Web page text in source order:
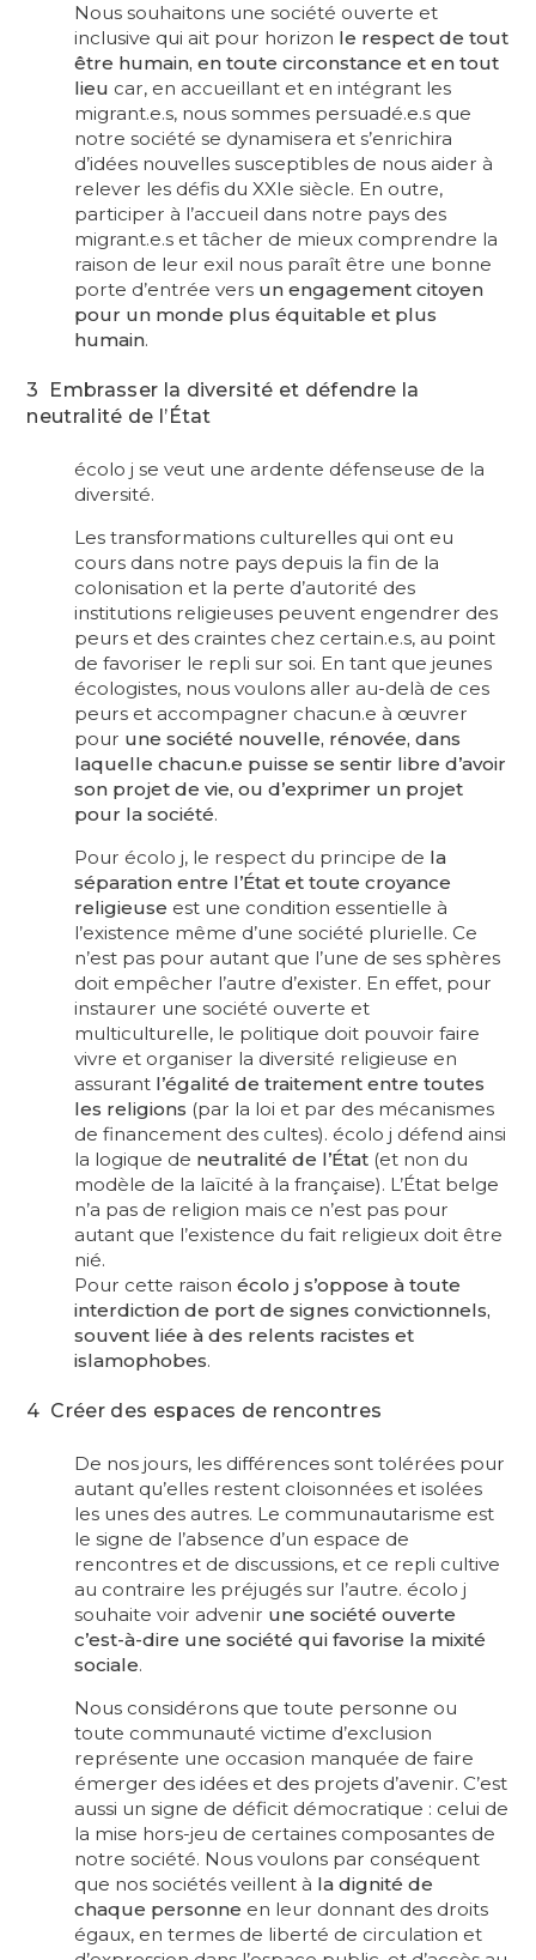
Nous souhaitons une société ouverte et
inclusive qui ait pour horizon le respect de tout
être humain, en toute circonstance et en tout
lieu car, en accueillant et en intégrant les
migrant.e.s, nous sommes persuadé.e.s que
notre société se dynamisera et s’enrichira
d’idées nouvelles susceptibles de nous aider à
relever les défis du XXIe siècle. En outre,
participer à l’accueil dans notre pays des
migrant.e.s et tâcher de mieux comprendre la
raison de leur exil nous paraît être une bonne
porte d’entrée vers un engagement citoyen
pour un monde plus équitable et plus
humain.
3 Embrasser la diversité et défendre la
neutralité de l’État
écolo j se veut une ardente défenseuse de la
diversité.
Les transformations culturelles qui ont eu
cours dans notre pays depuis la fin de la
colonisation et la perte d’autorité des
institutions religieuses peuvent engendrer des
peurs et des craintes chez certain.e.s, au point
de favoriser le repli sur soi. En tant que jeunes
écologistes, nous voulons aller au-delà de ces
peurs et accompagner chacun.e à œuvrer
pour une société nouvelle, rénovée, dans
laquelle chacun.e puisse se sentir libre d’avoir
son projet de vie, ou d’exprimer un projet
pour la société.
Pour écolo j, le respect du principe de la
séparation entre l’État et toute croyance
religieuse est une condition essentielle à
l’existence même d’une société plurielle. Ce
n’est pas pour autant que l’une de ses sphères
doit empêcher l’autre d’exister. En effet, pour
instaurer une société ouverte et
multiculturelle, le politique doit pouvoir faire
vivre et organiser la diversité religieuse en
assurant l’égalité de traitement entre toutes
les religions (par la loi et par des mécanismes
de financement des cultes). écolo j défend ainsi
la logique de neutralité de l’État (et non du
modèle de la laïcité à la française). L’État belge
n’a pas de religion mais ce n’est pas pour
autant que l’existence du fait religieux doit être
nié.
Pour cette raisonécolo j s’oppose à toute
interdiction de port de signes convictionnels,
souvent liée à des relents racistes et
islamophobes.
4 Créer des espaces de rencontres
De nos jours, les différences sont tolérées pour
autant qu’elles restent cloisonnées et isolées
les unes des autres. Le communautarisme est
le signe de l’absence d’un espace de
rencontres et de discussions, et ce repli cultive
au contraire les préjugés sur l’autre. écolo j
souhaite voir advenir une société ouverte
c’est-à-dire une société qui favorise la mixité
sociale.
Nous considérons que toute personne ou
toute communauté victime d’exclusion
représente une occasion manquée de faire
émerger des idées et des projets d’avenir. C’est
aussi un signe de déficit démocratique : celui de
la mise hors-jeu de certaines composantes de
notre société. Nous voulons par conséquent
que nos sociétés veillent à la dignité de
chaque personne en leur donnant des droits
égaux, en termes de liberté de circulation et